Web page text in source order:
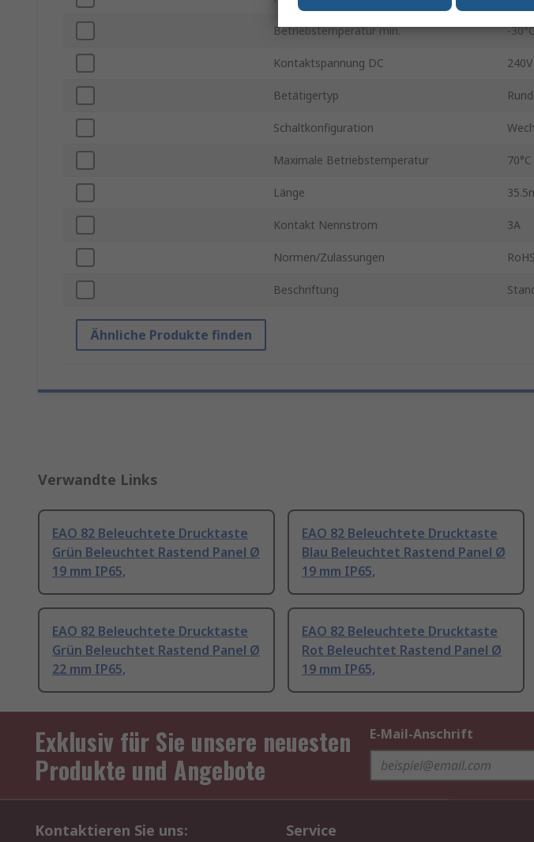
Betriebstemperatur min. -
Kontaktspannung DC
Betätigertyp Rund
Schaltkonfiguration
Maximale Betriebstemperatur 70°C
Länge
Kontakt Nennstrom 3A
Normen/Zulassungen RoHS
Beschriftung
Ähnliche Produkte finden
Verwandte Links
EAO 82 Beleuchtete Drucktaste
Grün Beleuchtet Rastend Panel Ø
19 mm IP65,
EAO 82 Beleuchtete Drucktaste
Blau Beleuchtet Rastend Panel Ø
19 mm IP65,
EAO 82 Beleuchtete Drucktaste
Grün Beleuchtet Rastend Panel Ø
22 mm IP65,
EAO 82 Beleuchtete Drucktaste
Rot Beleuchtet Rastend Panel Ø
19 mm IP65,
Exklusiv für Sie unsere neuesten
Produkte und Angebote
E-Mail-Anschrift
Kontaktieren Sie uns: Service